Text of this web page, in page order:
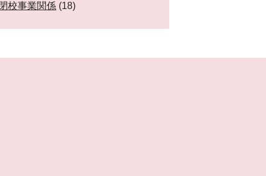
閉校事業関係(18)